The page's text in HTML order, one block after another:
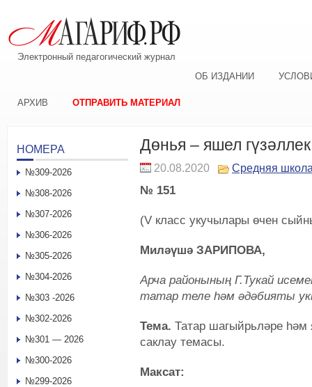
Электронный педагогический журнал
ОБ ИЗДАНИИ
АРХИВ ОТПРАВИТЬ МАТЕРИАЛ
Дөнья – яшел гүзәллек
20.08.2020 Средняя
№ 151
(V класс укучылары өчен
Миләүшә ЗАРИПОВА,
Арча районының Г.Тукай
татар теле һәм әдәбияты
Тема. Татар шагыйрьләре һәм
саклау темасы.
Максат:
НОМЕРА
№309-2026
№308-2026
№307-2026
№306-2026
№305-2026
№304-2026
№303 -2026
№302-2026
№301 — 2026
№300-2026
№299-2026